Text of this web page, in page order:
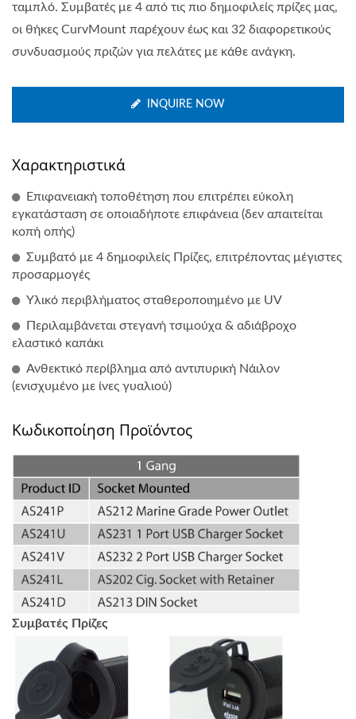
ταμπλό. Συμβατές με 4 από τις πιο δημοφιλείς πρίζες μας,
οι θήκες CurvMount παρέχουν έως και 32 διαφορετικούς
συνδυασμούς πριζών για πελάτες με κάθε ανάγκη.
INQUIRE NOW
Χαρακτηριστικά
Επιφανειακή τοποθέτηση που επιτρέπει εύκολη
εγκατάσταση σε οποιαδήποτε επιφάνεια (δεν απαιτείται
κοπή οπής)
Συμβατό με 4 δημοφιλείς Πρίζες, επιτρέποντας μέγιστες
προσαρμογές
Υλικό περιβλήματος σταθεροποιημένο με UV
Περιλαμβάνεται στεγανή τσιμούχα & αδιάβροχο
ελαστικό καπάκι
Ανθεκτικό περίβλημα από αντιπυρική Νάιλον
(ενισχυμένο με ίνες γυαλιού)
Κωδικοποίηση Προϊόντος
Συμβατές Πρίζες